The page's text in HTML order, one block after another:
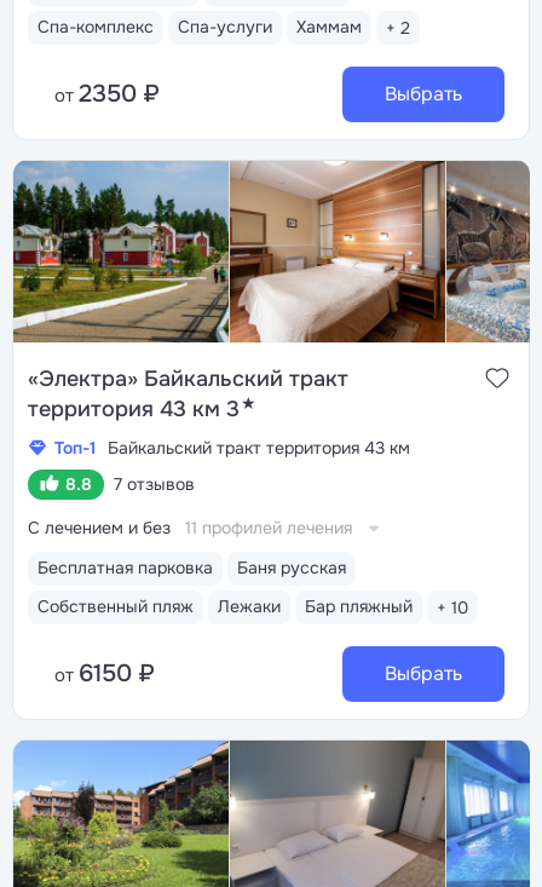
Спа-комплекс
Спа-услуги Хаммам + 2
от 2350 ₽ Выбрать
«Электра» Байкальский тракт
территория 43 км 3★
Топ-1
Байкальский тракт территория 43 км
8.8
7 отзывов
Бесплатная парковка
Баня русская
Собственный пляж
Лежаки Бар пляжный + 10
С лечением и без 11 профилей лечения
от 6150 ₽ Выбрать